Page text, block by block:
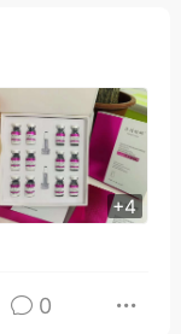
项
+4
0